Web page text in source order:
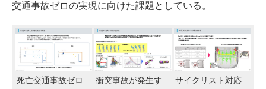
交通事故ゼロの実現に向けた課題としている。
死亡交通事故ゼロ
衝突事故が発生す
サイクリスト対応